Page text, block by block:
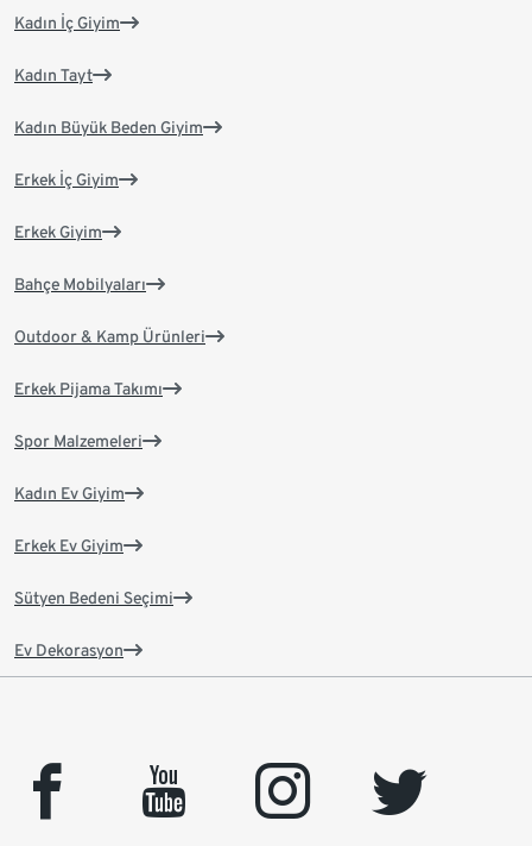
Kadın İç Giyim
Kadın Tayt
Kadın Büyük Beden Giyim
Erkek İç Giyim
Erkek Giyim
Bahçe Mobilyaları
Outdoor & Kamp Ürünleri
Erkek Pijama Takımı
Spor Malzemeleri
Kadın Ev Giyim
Erkek Ev Giyim
Sütyen Bedeni Seçimi
Ev Dekorasyon
facebook youtube instagram
twitter